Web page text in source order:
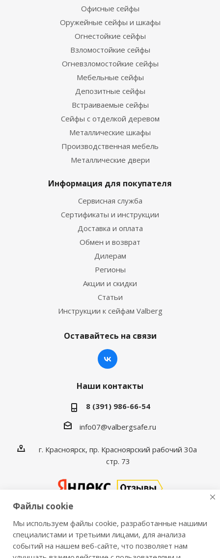
Офисные сейфы
Оружейные сейфы и шкафы
Огнестойкие сейфы
Взломостойкие сейфы
Огневзломостойкие сейфы
Мебельные сейфы
Депозитные сейфы
Встраиваемые сейфы
Сейфы с отделкой деревом
Металлические шкафы
Производственная мебель
Металлические двери
Информация для покупателя
Сервисная служба
Сертификаты и инструкции
Доставка и оплата
Обмен и возврат
Дилерам
Регионы
Акции и скидки
Статьи
Инструкции к сейфам Valberg
Оставайтесь на связи
Наши контакты
8 (391) 986-66-54
info07@valbergsafe.ru
г. Красноярск, пр. Красноярский рабочий 30а
стр. 73
2016-2026 © VALBERGSAFE.RU — Интернет-магазин
сейфов Valberg и металлической мебели Практик.
Файлы cookie
Мы используем файлы cookie, разработанные нашими
специалистами и третьими лицами, для анализа
событий на нашем веб-сайте, что позволяет нам